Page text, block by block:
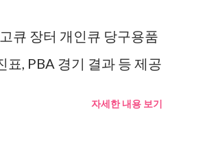
큐 장터 개인큐 당구용품
표, PBA 경기 결과 등 제공
자세한 내용 보기